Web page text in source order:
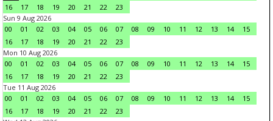
16
17 18 19 20 21 22
23
Sun 9 Aug 2026
00
01 02 03 04 05 06 07 08 09 10 11 12 13 14
15
16
17 18 19 20 21 22
23
Mon 10 Aug 2026
00
01 02 03 04 05 06 07 08 09 10 11 12 13 14
15
16
17 18 19 20 21 22
23
Tue 11 Aug 2026
00
01 02 03 04 05 06 07 08 09 10 11 12 13 14
15
16
17 18 19 20 21 22
23